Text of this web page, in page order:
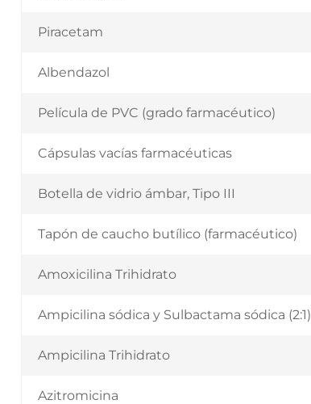
Piracetam
Albendazol
Película de PVC (grado farmacéutico)
Cápsulas vacías farmacéuticas
Botella de vidrio ámbar, Tipo III
Tapón de caucho butílico (farmacéutico)
Amoxicilina Trihidrato
Ampicilina sódica y Sulbactama sódica (2:1)
Ampicilina Trihidrato
Azitromicina